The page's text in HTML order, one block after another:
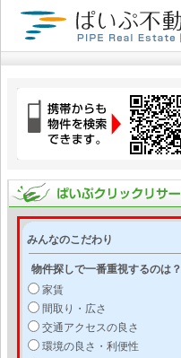
みんなのこだわり
物件探しで一番重視するのは？
家賃
間取り・広さ
交通アクセスの良さ
環境の良さ・利便性